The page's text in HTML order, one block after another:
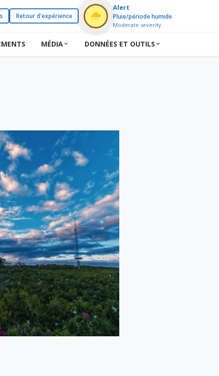
Retour d'expérience
Alert
Pluie/période humide
Moderate severity
MÉDIA DONNÉES ET OUTILS